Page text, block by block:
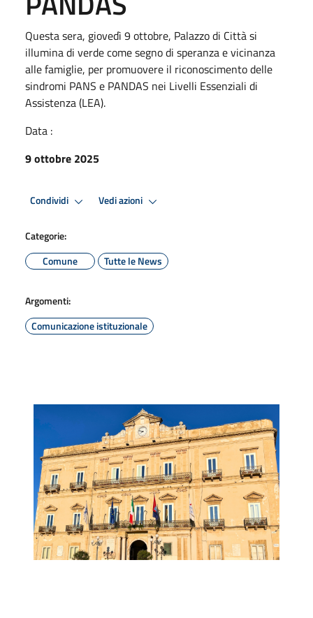
Questa sera, giovedì 9 ottobre, Palazzo di Città si
illumina di verde come segno di speranza e vicinanza
alle famiglie, per promuovere il riconoscimento delle
sindromi PANS e PANDAS nei Livelli Essenziali di
Assistenza (LEA).
Data :
9 ottobre 2025
Condividi Vedi azioni
Categorie:
Comune
Tutte le News
Argomenti:
Comunicazione istituzionale